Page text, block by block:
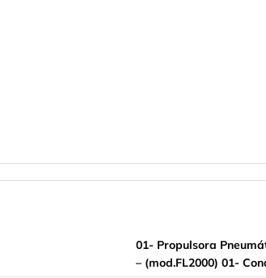
01- Propulsora
– (mod.FL2000) 01-